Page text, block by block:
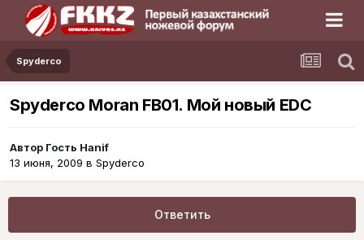
Spyderco
Spyderco Moran FB01. Мой новый EDC
Автор Гость Hanif
13 июня, 2009 в Spyderco
Ответить